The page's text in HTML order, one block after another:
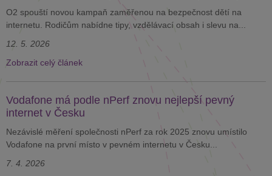
O2 spouští novou kampaň zaměřenou na bezpečnost dětí na
internetu. Rodičům nabídne tipy, vzdělávací obsah i slevu na...
12. 5. 2026
Zobrazit celý článek
Vodafone má podle nPerf znovu nejlepší pevný
internet v Česku
Nezávislé měření společnosti nPerf za rok 2025 znovu umístilo
Vodafone na první místo v pevném internetu v Česku...
7. 4. 2026